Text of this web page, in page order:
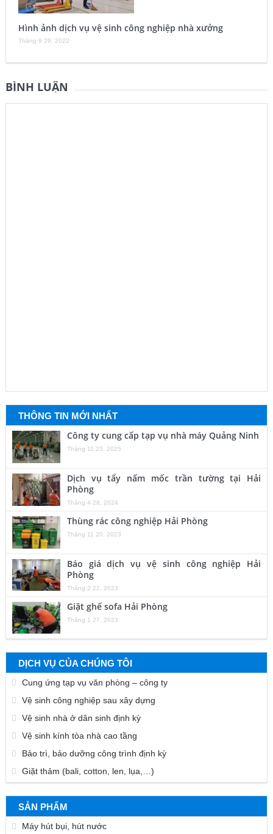
Hình ảnh dịch vụ vệ sinh công nghiệp nhà xưởng
Tháng 9 29, 2022
BÌNH LUẬN
THÔNG TIN MỚI NHẤT
Công ty cung cấp tạp vụ nhà máy Quảng Ninh
Tháng 11 23, 2025
Dịch vụ tẩy nấm mốc trần tường tại Hải
Phòng
Tháng 4 26, 2024
Thùng rác công nghiệp Hải Phòng
Tháng 11 20, 2023
Báo giá dịch vụ vệ sinh công nghiệp Hải
Phòng
Tháng 2 22, 2023
Giặt ghế sofa Hải Phòng
Tháng 1 27, 2023
DỊCH VỤ CỦA CHÚNG TÔI
Cung ứng tạp vụ văn phòng – công ty
Vệ sinh công nghiệp sau xây dựng
Vệ sinh nhà ở dân sinh định kỳ
Vệ sinh kính tòa nhà cao tầng
Bảo trì, bảo dưỡng công trình định kỳ
Giặt thảm (bali, cotton, len, lụa,…)
SẢN PHẨM
Máy hút bụi, hút nước